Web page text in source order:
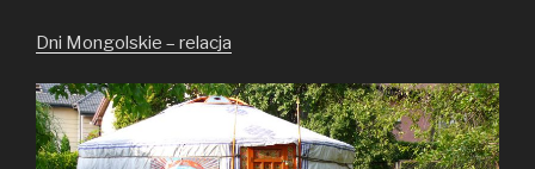
Dni Mongolskie – relacja